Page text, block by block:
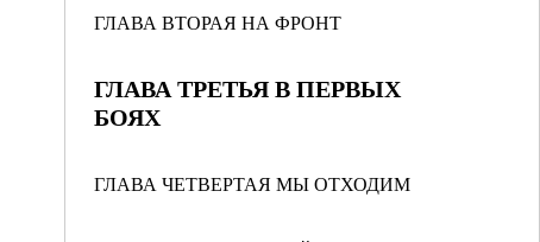
ГЛАВА ВТОРАЯ НА ФРОНТ
ГЛАВА ТРЕТЬЯ В ПЕРВЫХ
БОЯХ
ГЛАВА ЧЕТВЕРТАЯ МЫ ОТХОДИМ